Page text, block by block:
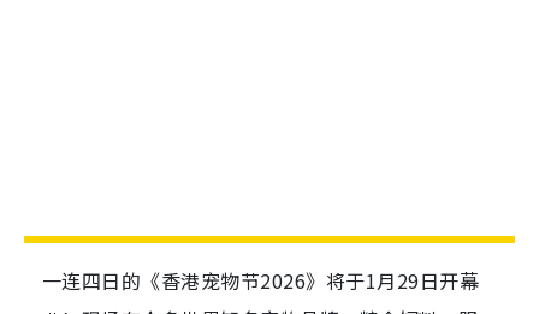
一连四日的《香港宠物节2026》将于1月29日开幕